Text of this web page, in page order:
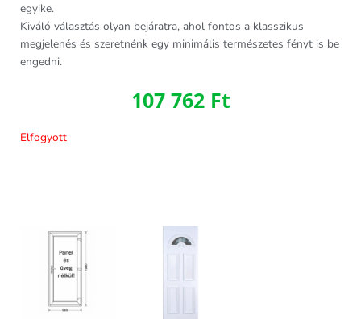
egyike.
Kiváló választás olyan bejáratra, ahol fontos a klasszikus
megjelenés és szeretnénk egy minimális természetes fényt is be
engedni.
107 762 Ft
Elfogyott